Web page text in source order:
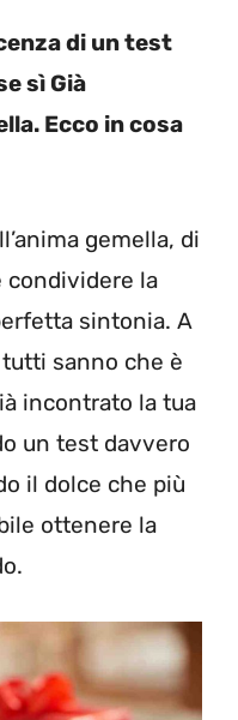
di un test
sì Già
Ecco in cosa
gemella, di
condividere la
sintonia. A
sanno che è
incontrato la tua
un test davvero
il dolce che più
ottenere la